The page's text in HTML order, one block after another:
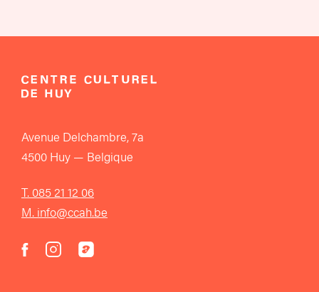
Avenue Delchambre, 7a
4500 Huy — Belgique
T. 085 21 12 06
M. info@ccah.be
facebook
instagram
acast